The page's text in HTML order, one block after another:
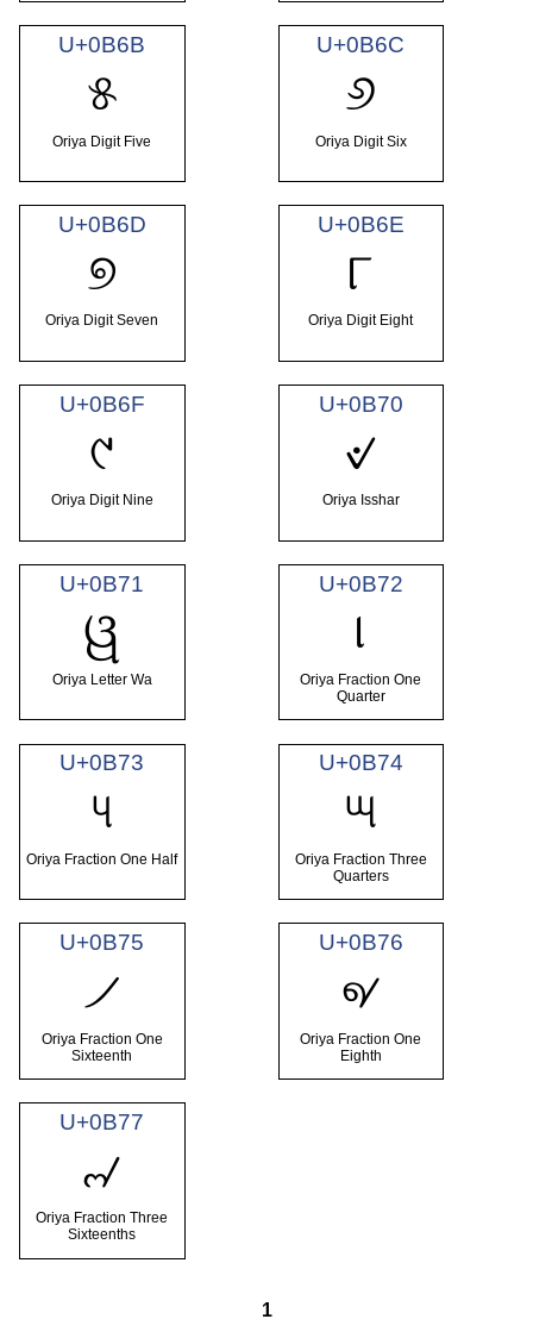
U+0B6B
୫
Oriya Digit Five
U+0B6C
୬
Oriya Digit Six
U+0B6D
୭
Oriya Digit Seven
U+0B6E
୮
Oriya Digit Eight
U+0B6F
୯
Oriya Digit Nine
U+0B70
୰
Oriya Isshar
U+0B71
ୱ
Oriya Letter Wa
U+0B72
୲
Oriya Fraction One
Quarter
U+0B73
୳
Oriya Fraction One Half
U+0B74
୴
Oriya Fraction Three
Quarters
U+0B75
୵
Oriya Fraction One
Sixteenth
U+0B76
୶
Oriya Fraction One
Eighth
U+0B77
୷
Oriya Fraction Three
Sixteenths
1